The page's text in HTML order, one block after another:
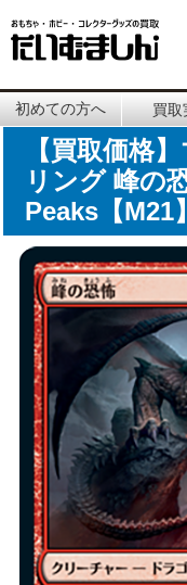
初めての方へ 買取
【買取価格
リング 峰の
Peaks【M21】